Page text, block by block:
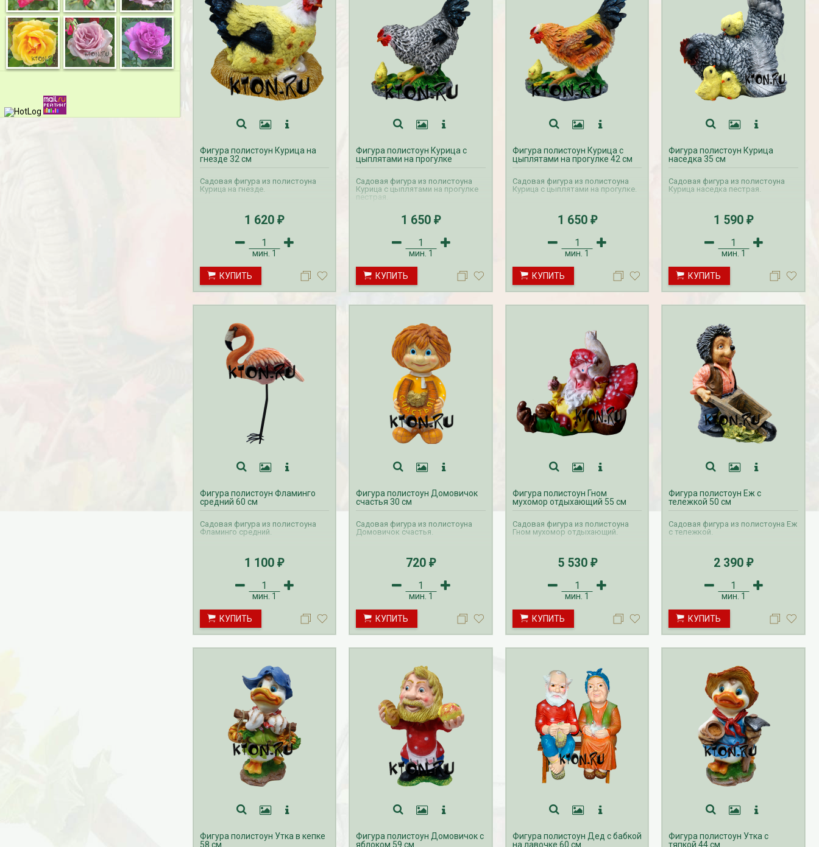
Фигура полистоун Курица на
гнезде 32 см
Садовая фигура из полистоуна
Курица на гнезде.
1 620₽
мин. 1
КУПИТЬ
Фигура полистоун Курица с
цыплятами на прогулке
Садовая фигура из полистоуна
Курица с цыплятами на прогулке
пестрая.
1 650₽
мин. 1
КУПИТЬ
Фигура полистоун Курица с
цыплятами на прогулке 42 см
Садовая фигура из полистоуна
Курица с цыплятами на прогулке.
1 650 ₽
мин. 1
КУПИТЬ
Фигура полистоун Курица
наседка 35 см
Садовая фигура из полистоуна
Курица наседка пестрая.
1 590₽
мин. 1
КУПИТЬ
Фигура полистоун Фламинго
средний 60 см
Садовая фигура из полистоуна
Фламинго средний.
1 100₽
мин. 1
КУПИТЬ
Фигура полистоун Домовичок
счастья 30 см
Садовая фигура из полистоуна
Домовичок счастья.
720₽
мин. 1
КУПИТЬ
Фигура полистоун Гном
мухомор отдыхающий 55 см
Садовая фигура из полистоуна
Гном мухомор отдыхающий.
5 530 ₽
мин. 1
КУПИТЬ
Фигура полистоун Еж с
тележкой 50 см
Садовая фигура из полистоуна Еж
с тележкой.
2 390₽
мин. 1
КУПИТЬ
Фигура полистоун Утка в кепке
58 см
Фигура полистоун Домовичок с
яблоком 59 см
Фигура полистоун Дед с бабкой
на лавочке 60 см
Фигура полистоун Утка с
тяпкой 44 см